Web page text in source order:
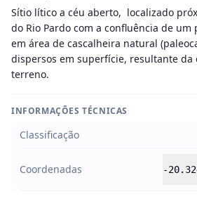
Sítio lítico a céu aberto,  localizado
do Rio Pardo com a confluência de
em área de cascalheira natural
dispersos em superfície, resultante da
terreno.
INFORMAÇÕES TÉCNICAS
Classificação
Coordenadas -